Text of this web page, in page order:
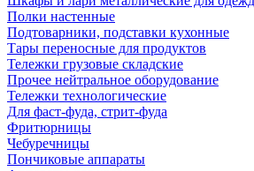
Полки настенные
Подтоварники, подставки кухонные
Тары переносные для продуктов
Тележки грузовые складские
Прочее нейтральное оборудование
Тележки технологические
Для фаст-фуда, стрит-фуда
Фритюрницы
Чебуречницы
Пончиковые аппараты